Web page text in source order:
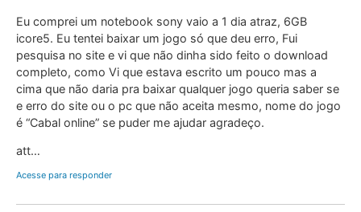
Eu comprei um notebook sony vaio a 1 dia atraz, 6GB
icore5. Eu tentei baixar um jogo só que deu erro, Fui
pesquisa no site e vi que não dinha sido feito o download
completo, como Vi que estava escrito um pouco mas a
cima que não daria pra baixar qualquer jogo queria saber se
e erro do site ou o pc que não aceita mesmo, nome do jogo
é “Cabal online” se puder me ajudar agradeço.
att…
Acesse para responder